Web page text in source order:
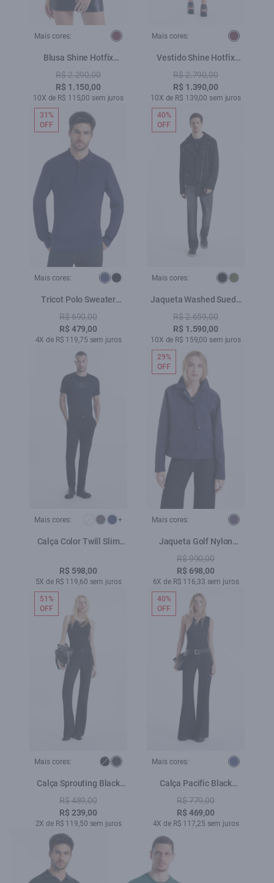
Mais cores:
Blusa Shine Hotfix
Ruching Vinho
R$ 2.290,00
R$ 1.150,00
10X de R$ 115,00 sem juros
Mais cores:
Vestido Shine Hotfix
Dress Ruching Vinho
R$ 2.790,00
R$ 1.390,00
10X de R$ 139,00 sem juros
Mais cores:
Tricot Polo Sweater
Marinho
R$ 690,00
R$ 479,00
4X de R$ 119,75 sem juros
31%
OFF
Mais cores:
Jaqueta Washed Suede
Loose Preto
R$ 2.659,00
R$ 1.590,00
10X de R$ 159,00 sem juros
40%
OFF
Mais cores: +
Calça Color Twill Slim
R$ 598,00
5X de R$ 119,60 sem juros
Mais cores:
Jaqueta Golf Nylon
Ribbon Purple Blue
R$ 990,00
R$ 698,00
6X de R$ 116,33 sem juros
29%
OFF
Mais cores:
Calça Sprouting Black
Gisele Flare Lav. 35 -
Amaciado
R$ 489,00
R$ 239,00
2X de R$ 119,50 sem juros
51%
OFF
Mais cores:
Calça Pacific Black
Gisele Patheph
Lav.Escuro
R$ 779,00
R$ 469,00
4X de R$ 117,25 sem juros
40%
OFF